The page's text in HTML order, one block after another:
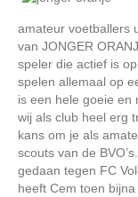
amateur voetballers
van JONGER
speler die actief is
spelen allemaal op
is een hele goeie en
wij als club heel erg
kans om je als
scouts van de
gedaan tegen FC
heeft Cem toen